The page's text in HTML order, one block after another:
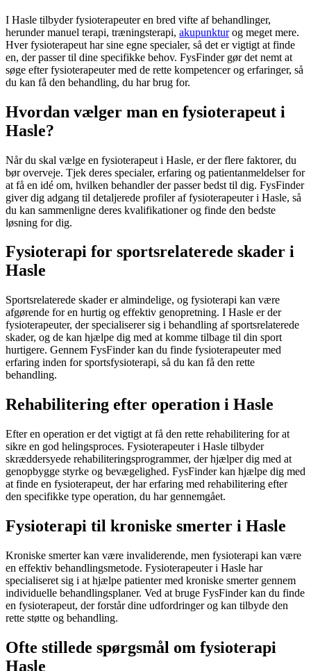
I Hasle tilbyder fysioterapeuter en bred vifte af behandlinger,
herunder manuel terapi, træningsterapi, akupunkturog meget mere.
Hverfysioterapeut har sine egne specialer, så det er vigtigt at finde
en, der passer til dine specifikke behov. FysFinder gør det nemt at
søge efter fysioterapeuter med de rette kompetencer og erfaringer, så
du kan få den behandling, du har brug for.
Hvordan vælger man en fysioterapeut i
Hasle?
Når du skal vælge en fysioterapeut i Hasle, er der flere faktorer, du
bør overveje. Tjek deres specialer, erfaring og patientanmeldelser for
at få en idé om, hvilken behandler der passer bedst til dig. FysFinder
giver dig adgang til detaljerede profiler af fysioterapeuter i Hasle, så
du kan sammenligne deres kvalifikationer og finde den bedste
løsning for dig.
Fysioterapi for sportsrelaterede skader i
Hasle
Sportsrelaterede skader er almindelige, og fysioterapi kan være
afgørende for en hurtig og effektiv genopretning. I Hasle er der
fysioterapeuter, der specialiserer sig i behandling af sportsrelaterede
skader, og de kan hjælpe dig med at komme tilbage til din sport
hurtigere. Gennem FysFinder kan du finde fysioterapeuter med
erfaring inden for sportsfysioterapi, så du kan få den rette
behandling.
Rehabilitering efter operation i Hasle
Efter en operation er det vigtigt at få den rette rehabilitering for at
sikre en god helingsproces. Fysioterapeuter i Hasle tilbyder
skræddersyede rehabiliteringsprogrammer, der hjælper dig med at
genopbygge styrke og bevægelighed. FysFinder kan hjælpe dig med
at finde en fysioterapeut, der har erfaring med rehabilitering efter
den specifikke type operation, du har gennemgået.
Fysioterapi til kroniske smerter i Hasle
Kroniske smerterkan være invaliderende, men fysioterapi kan være
en effektiv behandlingsmetode. Fysioterapeuter i Hasle har
specialiseret sig i at hjælpe patienter med kroniske smertergennem
individuelle behandlingsplaner. Ved at bruge FysFinder kan du finde
en fysioterapeut, der forstår dine udfordringer og kan tilbyde den
rette støtte og behandling.
Ofte stillede spørgsmål om fysioterapi
Hasle